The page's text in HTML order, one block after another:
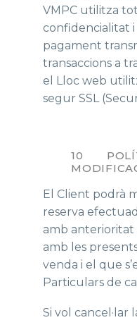
VMPC utilitza
confidencialitat
pagament
transaccions a
el Lloc web
segur SSL
10
El Client podrà
reserva
amb anterioritat
amb les
venda i el que
Particulars de
Si vol cancel·lar